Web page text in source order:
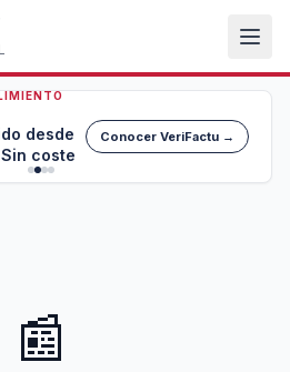
desde
coste
Conocer VeriFactu →
📰